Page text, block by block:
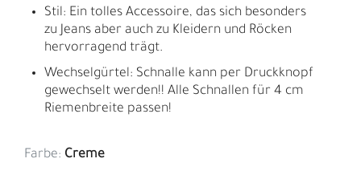
Stil: Ein tolles Accessoire, das sich besonders
zu Jeans aber auch zu Kleidern und Röcken
hervorragend trägt.
Wechselgürtel: Schnalle kann per Druckknopf
gewechselt werden!! Alle Schnallen für 4 cm
Riemenbreite passen!
Farbe: Creme